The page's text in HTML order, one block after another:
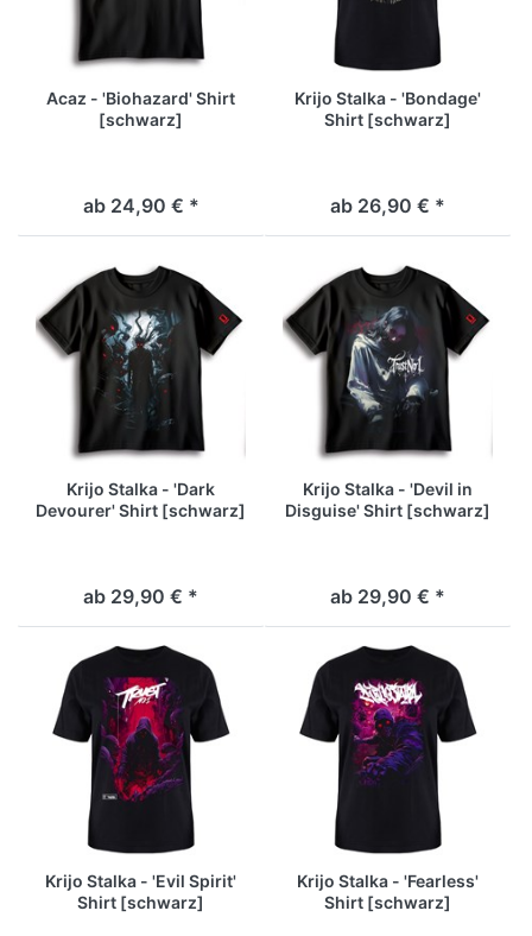
Acaz - 'Biohazard' Shirt
[schwarz]
ab 24,90 € *
Krijo Stalka - 'Bondage'
Shirt [schwarz]
ab 26,90 € *
Krijo Stalka - 'Dark
Devourer' Shirt [schwarz]
ab 29,90 € *
Krijo Stalka - 'Devil in
Disguise' Shirt [schwarz]
ab 29,90 € *
Krijo Stalka - 'Evil Spirit'
Shirt [schwarz]
Krijo Stalka - 'Fearless'
Shirt [schwarz]